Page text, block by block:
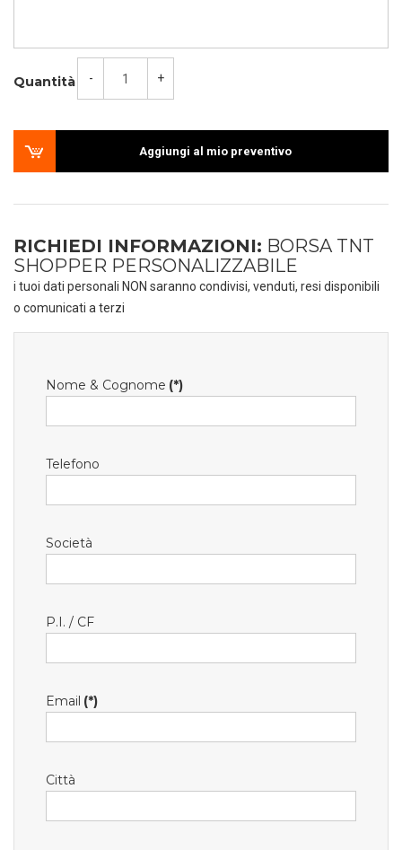
Quantità - +
Aggiungi al mio preventivo
RICHIEDI INFORMAZIONI: BORSA TNT
SHOPPER PERSONALIZZABILE
i tuoi dati personali NON saranno condivisi, venduti, resi disponibili
o comunicati a terzi
Nome & Cognome (*)
Telefono
Società
P.I. / CF
Email (*)
Città